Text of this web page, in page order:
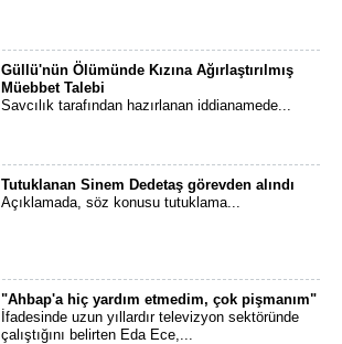
Güllü'nün Ölümünde Kızına Ağırlaştırılmış
Müebbet Talebi
Savcılık tarafından hazırlanan iddianamede...
Tutuklanan Sinem Dedetaş görevden alındı
Açıklamada, söz konusu tutuklama...
"Ahbap'a hiç yardım etmedim, çok pişmanım"
İfadesinde uzun yıllardır televizyon sektöründe
çalıştığını belirten Eda Ece,...